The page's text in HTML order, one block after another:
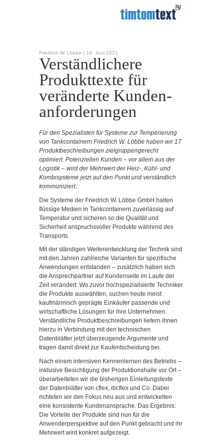
Friedrich W. Löbbe | 16. Juni 2021
Verständlichere
Produkt­texte für
veränderte Kunden­
anforderungen
Für den Spezialisten für Systeme zur Temperierung
von Tankcontainern Friedrich W. Löbbe haben wir 17
Produkt­­beschreibungen zielgruppengerecht
optimiert. Potenziellen Kunden – vor allem aus der
Logistik – wird der Mehrwert der Heiz-, Kühl- und
Kombisysteme jetzt auf den Punkt und verständlich
kommuniziert.
Die Systeme der Friedrich W. Löbbe GmbH halten
flüssige Medien in Tankcontainern zuverlässig auf
Temperatur und sicheren so die Qualität und
Sicherheit anspruchsvoller Produkte während des
Transports.
Mit der ständigen Weiterentwicklung der Technik sind
mit den Jahren zahlreiche Varianten für spezifische
Anwendungen entstanden – zusätzlich haben sich
die Ansprechpartner auf Kundenseite im Laufe der
Zeit verändert: Wo zuvor hochspezialisierte Techniker
die Produkte auswählten, suchen heute meist
kaufmännisch geprägte Einkäufer passende und
wirtschaftliche Lösungen für ihre Unternehmen.
Verständliche Produktbeschreibungen liefern ihnen
hierzu in Verbindung mit den technischen
Datenblätter jetzt überzeugende Argumente und
tragen damit direkt zur Kaufentscheidung bei.
Nach einem intensiven Kennenlernen des Betriebs –
inklusive Besichtigung der Produktionshalle vor Ort –
überarbeiteten wir die bisherigen Einleitungstexte
der Datenblätter von cflex, ibcflex und Co. Dabei
richteten wir den Fokus neu aus und entwickelten
eine konsistente Kundenansprache. Das Ergebnis:
Die Vorteile der Produkte sind nun für die
Anwenderperspektive auf den Punkt gebracht und ihr
Mehrwert wird konkret aufgezeigt.